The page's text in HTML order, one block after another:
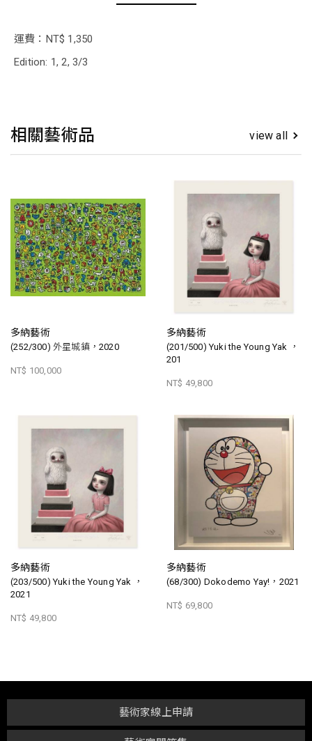
運費：NT$ 1,350
Edition: 1, 2, 3/3
相關藝術品 view all
多納藝術
(252/300) 外星城鎮，2020
NT$ 100,000
多納藝術
(201/500) Yuki the Young Yak ，
201
NT$ 49,800
多納藝術
(203/500) Yuki the Young Yak ，
2021
NT$ 49,800
多納藝術
(68/300) Dokodemo Yay!，2021
NT$ 69,800
藝術家線上申請